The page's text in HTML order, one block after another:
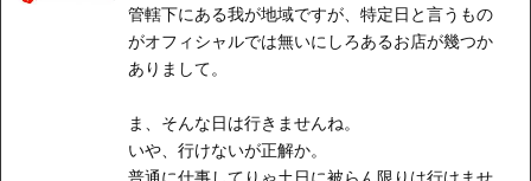
管轄下にある我が地域ですが、特定日と言うもの
がオフィシャルでは無いにしろあるお店が幾つか
ありまして。
ま、そんな日は行きませんね。
いや、行けないが正解か。